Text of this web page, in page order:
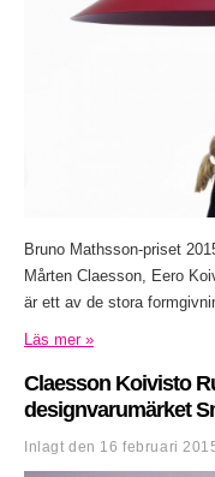
Bruno Mathsson-priset
Mårten Claesson, Eero
är ett av de stora
Läs mer »
Claesson Koivisto
designvarumärket
Inlagt den 16 februari